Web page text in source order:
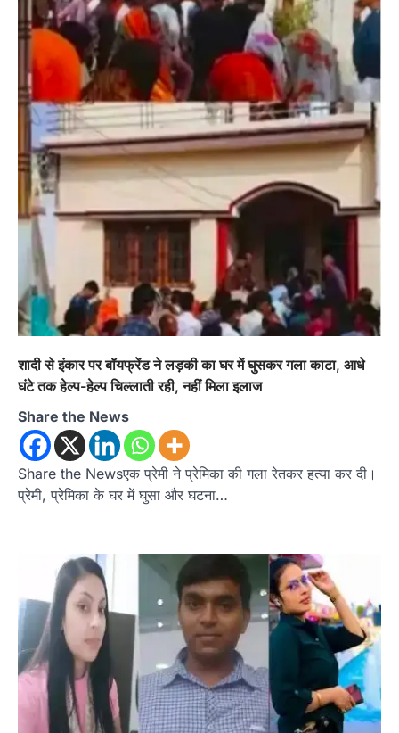
शादी से इंकार पर बॉयफ्रेंड ने लड़की का घर में घुसकर गला काटा, आधे
घंटे तक हेल्प-हेल्प चिल्लाती रही, नहीं मिला इलाज
Share the News
Share the Newsएक प्रेमी ने प्रेमिका की गला रेतकर हत्या कर दी।
प्रेमी, प्रेमिका के घर में घुसा और घटना…